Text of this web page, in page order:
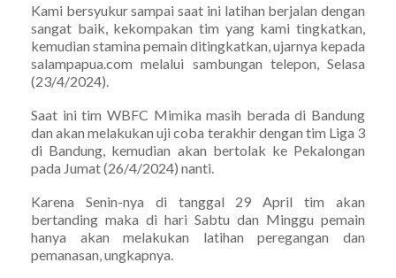
Kami bersyukur sampai saat ini latihan berjalan dengan
sangat baik, kekompakan tim yang kami tingkatkan,
kemudian stamina pemain ditingkatkan, ujarnya kepada
salampapua.com melalui sambungan telepon, Selasa
(23/4/2024).
Saat ini tim WBFC Mimika masih berada di Bandung
dan akan melakukan uji coba terakhir dengan tim Liga 3
di Bandung, kemudian akan bertolak ke Pekalongan
pada Jumat (26/4/2024) nanti.
Karena Senin-nya di tanggal 29 April tim akan
bertanding maka di hari Sabtu dan Minggu pemain
hanya akan melakukan latihan peregangan dan
pemanasan, ungkapnya.